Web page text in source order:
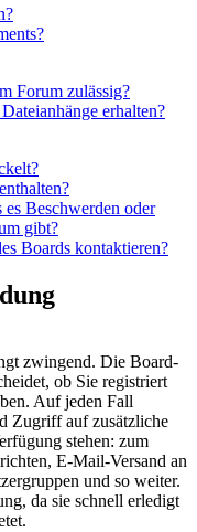
Forum zulässig?
erhalten?
Beschwerden oder
gibt?
Boards kontaktieren?
zwingend. Die Board-
ob Sie registriert
Auf jeden Fall
Zugriff auf zusätzliche
stehen: zum
E-Mail-Versand an
und so weiter.
da sie schnell erledigt